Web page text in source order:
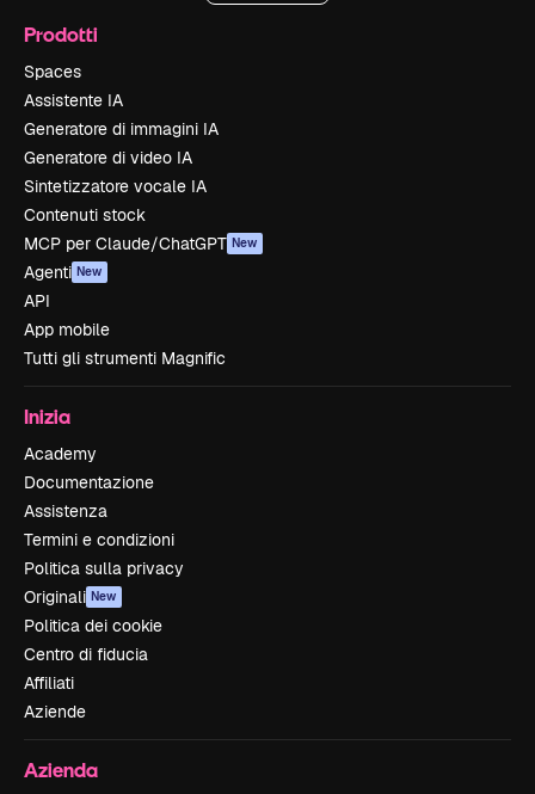
Prodotti
Spaces
Assistente IA
Generatore di immagini IA
Generatore di video IA
Sintetizzatore vocale IA
Contenuti stock
MCP per Claude/ChatGPT New
Agenti New
API
App mobile
Tutti gli strumenti Magnific
Inizia
Academy
Documentazione
Assistenza
Termini e condizioni
Politica sulla privacy
Originali New
Politica dei cookie
Centro di fiducia
Affiliati
Aziende
Azienda